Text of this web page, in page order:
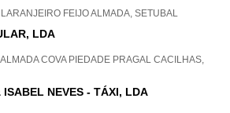
FEIJO ALMADA, SETUBAL
LDA
COVA PIEDADE PRAGAL CACILHAS,
ISABEL NEVES - TÁXI, LDA